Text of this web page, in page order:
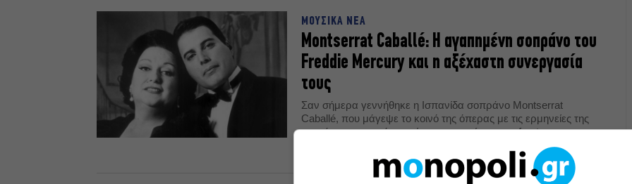
ΜΟΥΣΙΚΑ ΝΕΑ
Montserrat Caballé: Η αγαπημένη σοπράνο του
Freddie Mercury και η αξέχαστη συνεργασία
τους
Σαν σήμερα γεννήθηκε η Ισπανίδα σοπράνο Montserrat
Caballé, που μάγεψε το κοινό της όπερας με τις ερμηνείες της
και χάρισε στον κόσμο μία συνεργασία με τον frontman των